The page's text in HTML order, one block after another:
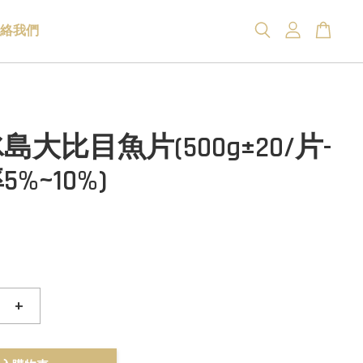
我們
大比目魚片(500g±20/片-
+